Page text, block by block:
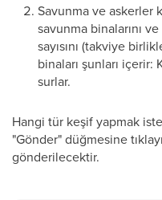
Savunma ve askerler
savunma binalarını
sayısını (takviye
binaları şunları içerir:
surlar.
Hangi tür keşif yapmak
"Gönder" düğmesine
gönderilecektir.